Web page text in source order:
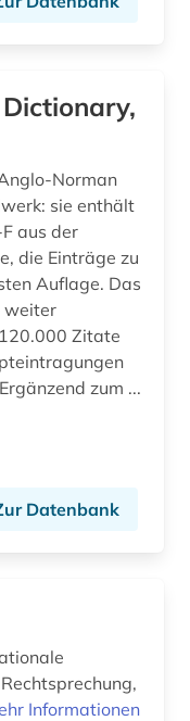
Norman
sie enthält
aus der
die Einträge zu
Auflage. Das
weiter
Zitate
zum ...
Datenbank
Informationen